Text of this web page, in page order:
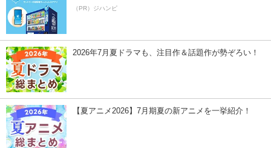
（PR）ジハンピ
2026年7月夏ドラマも、注目作＆話題作が勢ぞろい！
【夏アニメ2026】7月期夏の新アニメを一挙紹介！